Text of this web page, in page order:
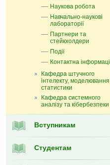
Наукова робота
Навчально-наукові
лабораторії
Партнери та
стейкхолдери
Події
Контактна
Кафедра штучного
інтелекту,
статистики
Кафедра системного
аналізу та кібербезпеки
Вступникам
Студентам